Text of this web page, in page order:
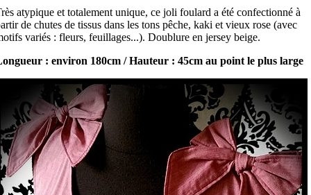
atypique et totalement unique, ce joli foulard a été confectionné à
de chutes de tissus dans les tons pêche, kaki et vieux rose (avec
variés : fleurs, feuillages...). Doublure en jersey beige.
: environ 180cm / Hauteur : 45cm au point le plus large